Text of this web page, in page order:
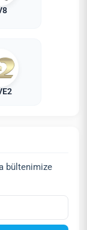
bültenimize